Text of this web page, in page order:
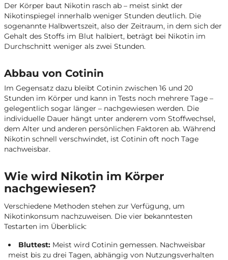
Der Körper baut Nikotin rasch ab – meist sinkt der
Nikotinspiegel innerhalb weniger Stunden deutlich. Die
sogenannte Halbwertszeit, also der Zeitraum, in dem sich der
Gehalt des Stoffs im Blut halbiert, beträgt bei Nikotin im
Durchschnitt weniger als zwei Stunden.
Abbau von Cotinin
Im Gegensatz dazu bleibt Cotinin zwischen 16 und 20
Stunden im Körper und kann in Tests noch mehrere Tage –
gelegentlich sogar länger – nachgewiesen werden. Die
individuelle Dauer hängt unter anderem vom Stoffwechsel,
dem Alter und anderen persönlichen Faktoren ab. Während
Nikotin schnell verschwindet, ist Cotinin oft noch Tage
nachweisbar.
Wie wird Nikotin im Körper
nachgewiesen?
Verschiedene Methoden stehen zur Verfügung, um
Nikotinkonsum nachzuweisen. Die vier bekanntesten
Testarten im Überblick:
Bluttest: Meist wird Cotinin gemessen. Nachweisbar
meist bis zu drei Tagen, abhängig von Nutzungsverhalten